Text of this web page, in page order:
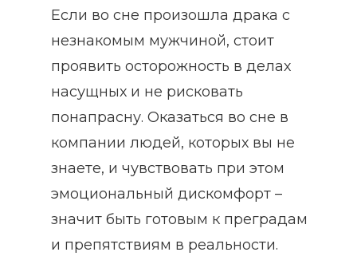
Если во сне произошла драка с
незнакомым мужчиной, стоит
проявить осторожность в делах
насущных и не рисковать
понапрасну. Оказаться во сне в
компании людей, которых вы не
знаете, и чувствовать при этом
эмоциональный дискомфорт –
значит быть готовым к преградам
и препятствиям в реальности.